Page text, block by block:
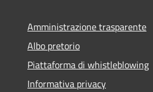
Amministrazione trasparente
Albo pretorio
Piattaforma di whistleblowing
Informativa privacy